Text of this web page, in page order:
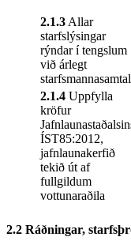
2.1.3 Allar
starfslýsingar
rýndar í tengslum
við árlegt
starfsmannasamtal
2.1.4 Uppfylla
kröfur
ÍST85:2012,
jafnlaunakerfið
tekið út af
fullgildum
vottunaraðila
2.2 Ráðningar,